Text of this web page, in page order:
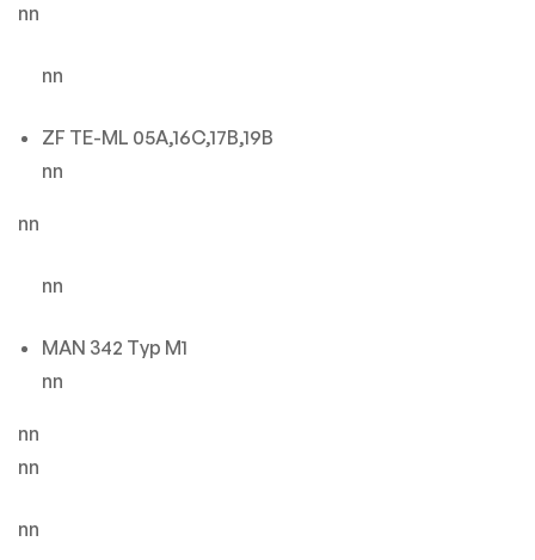
nn
nn
ZF TE-ML 05A,16C,17B,19B
nn
nn
nn
MAN 342 Typ M1
nn
nn
nn
nn